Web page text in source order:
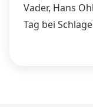
Vader, Hans
Tag bei